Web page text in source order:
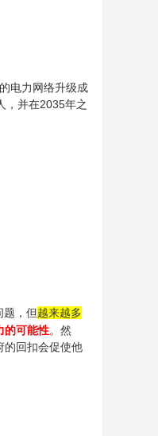
电力网络升级成
，并在2035年之
题，但越来越多
的可能性。然
的回扣会促使他